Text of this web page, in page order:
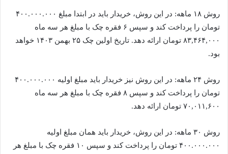
روش ۱۸ ماهه: در این روش، خریدار باید در ابتدا مبلغ ۴۰۰.۰۰۰.۰۰۰
تومان را پرداخت کند و سپس ۶ فقره چک با مبلغ هر سه ماه
۸۳,۴۶۴,۰۰۰ تومان ارائه دهد. تاریخ اولین چک ۲۵ بهمن ۱۴۰۳ خواهد
بود.
روش ۲۴ ماهه: در این روش نیز خریدار باید مبلغ اولیه ۴۰۰.۰۰۰.۰۰۰
تومان را پرداخت کند و سپس ۸ فقره چک با مبلغ هر سه ماه
۷۰,۰۱۱,۶۰۰ تومان ارائه دهد.
روش ۳۰ ماهه: در این روش، خریدار باید همان مبلغ اولیه
۴۰۰.۰۰۰.۰۰۰ تومان را پرداخت کند و سپس ۱۰ فقره چک با مبلغ هر